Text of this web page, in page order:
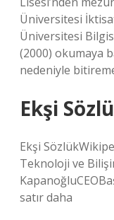
Üniversitesi
Üniversitesi
(2000) okumaya
nedeniyle
Ekşi
Ekşi
Teknoloji ve
satır daha